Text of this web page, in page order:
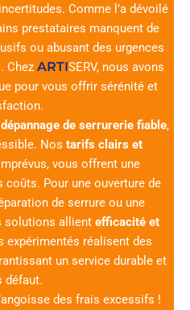
Comme l’a dévoilé
prestataires manquent de
ou abusant des urgences
Chez ARTISERV, nous avons
pour vous offrir sérénité et
dépannage de serrurerie fiable,
Nos tarifs clairs et
vous offrent une
Pour une ouverture de
de serrure ou une
solutions allient efficacité et
expérimentés réalisent des
un service durable et
défaut.
des frais excessifs !